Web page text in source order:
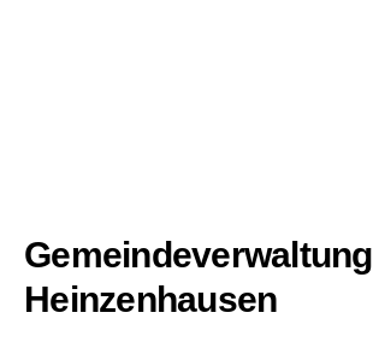
Gemeindeverwaltung
Heinzenhausen